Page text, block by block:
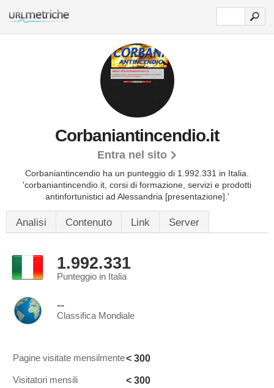
Corbaniantincendio.it
Entra nel sito
Corbaniantincendio ha un punteggio di 1.992.331 in Italia.
'corbaniantincendio.it, corsi di formazione, servizi e prodotti
antinfortunistici ad Alessandria [presentazione].'
Analisi Contenuto Link Server
1.992.331
Punteggio in Italia
--
Classifica Mondiale
Pagine visitate mensilmente< 300
Visitatori mensili < 300